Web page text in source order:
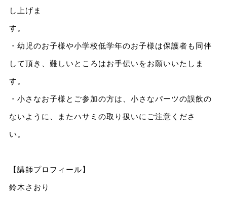
し上げま
・幼児のお子様や小学校低学年のお子様は保護者も同伴
して頂き、難しいところはお手伝いをお願いいたしま
す。
・小さなお子様とご参加の方は、小さなパーツの誤飲の
ないように、またハサミの取り扱いにご注意くださ
【講師プロフィール】
鈴木さおり